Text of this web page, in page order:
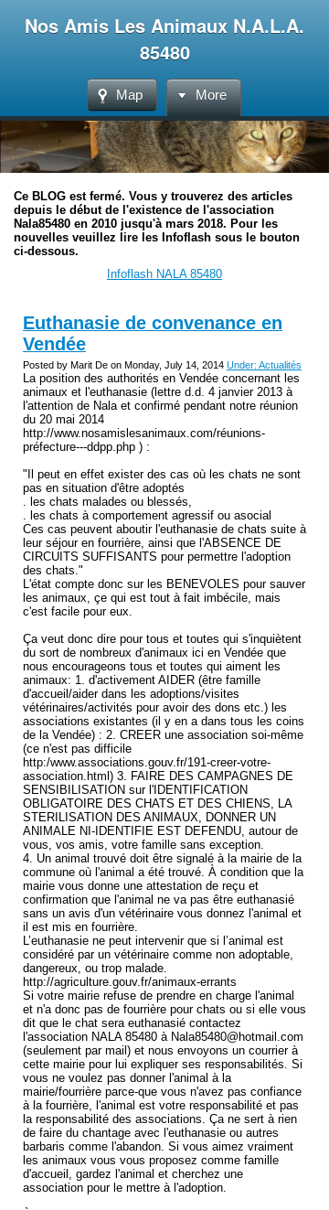
Nos Amis Les Animaux N.A.L.A.
85480
Map More
Ce BLOG est fermé. Vous y trouverez des articles
depuis le début de l'existence de l'association
Nala85480 en 2010 jusqu'à mars 2018. Pour les
nouvelles veuillez lire les Infoflash sous le bouton
ci-dessous.
Infoflash NALA 85480
Euthanasie de convenance en
Vendée
Posted by Marit De on Monday, July 14, 2014 Under: Actualités
La position des authorités en Vendée concernant les
animaux et l'euthanasie (lettre d.d. 4 janvier 2013 à
l'attention de Nala et confirmé pendant notre réunion
du 20 mai 2014
http://www.nosamislesanimaux.com/réunions-
préfecture---ddpp.php ) :
"Il peut en effet exister des cas où les chats ne sont
pas en situation d'être adoptés
. les chats malades ou blessés,
. les chats à comportement agressif ou asocial
Ces cas peuvent aboutir l'euthanasie de chats suite à
leur séjour en fourrière, ainsi que l'ABSENCE DE
CIRCUITS SUFFISANTS pour permettre l'adoption
des chats."
L'état compte donc sur les BENEVOLES pour sauver
les animaux, çe qui est tout à fait imbécile, mais
c'est facile pour eux.
Ça veut donc dire pour tous et toutes qui s'inquiètent
du sort de nombreux d'animaux ici en Vendée que
nous encourageons tous et toutes qui aiment les
animaux: 1. d'activement AIDER (être famille
d'accueil/aider dans les adoptions/visites
vétérinaires/activités pour avoir des dons etc.) les
associations existantes (il y en a dans tous les coins
de la Vendée) : 2. CREER une association soi-même
(ce n'est pas difficile
http:/www.associations.gouv.fr/191-creer-votre-
association.html) 3. FAIRE DES CAMPAGNES DE
SENSIBILISATION sur l'IDENTIFICATION
OBLIGATOIRE DES CHATS ET DES CHIENS, LA
STERILISATION DES ANIMAUX, DONNER UN
ANIMALE NI-IDENTIFIE EST DEFENDU, autour de
vous, vos amis, votre famille sans exception.
4. Un animal trouvé doit être signalé à la mairie de la
commune où l'animal a été trouvé. À condition que la
mairie vous donne une attestation de reçu et
confirmation que l'animal ne va pas être euthanasié
sans un avis d'un vétérinaire vous donnez l'animal et
il est mis en fourrière.
L’euthanasie ne peut intervenir que si l’animal est
considéré par un vétérinaire comme non adoptable,
dangereux, ou trop malade.
http://agriculture.gouv.fr/animaux-errants
Si votre mairie refuse de prendre en charge l'animal
et n'a donc pas de fourrière pour chats ou si elle vous
dit que le chat sera euthanasié contactez
l'association NALA 85480 à Nala85480@hotmail.com
(seulement par mail) et nous envoyons un courrier à
cette mairie pour lui expliquer ses responsabilités. Si
vous ne voulez pas donner l'animal à la
mairie/fourrière parce-que vous n'avez pas confiance
à la fourrière, l'animal est votre responsabilité et pas
la responsabilité des associations. Ça ne sert à rien
de faire du chantage avec l'euthanasie ou autres
barbaris comme l'abandon. Si vous aimez vraiment
les animaux vous vous proposez comme famille
d'accueil, gardez l'animal et cherchez une
association pour le mettre à l'adoption.